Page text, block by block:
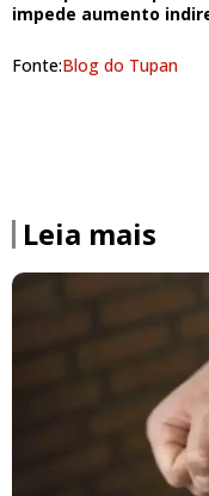
impede aumento
Fonte:Blog do Tupan
Leia mais